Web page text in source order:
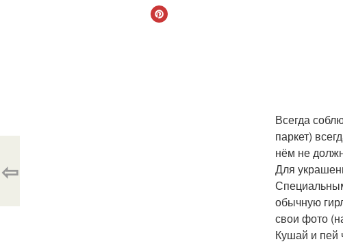
Всегда
паркет)
нём не
Для
обычную
свои фото
Кушай и пей
⇦